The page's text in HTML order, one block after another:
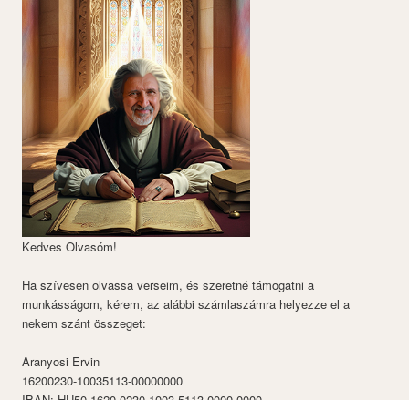
Kedves Olvasóm!
Ha szívesen olvassa verseim, és szeretné támogatni a
munkásságom, kérem, az alábbi számlaszámra helyezze el a
nekem szánt összeget:
Aranyosi Ervin
16200230-10035113-00000000